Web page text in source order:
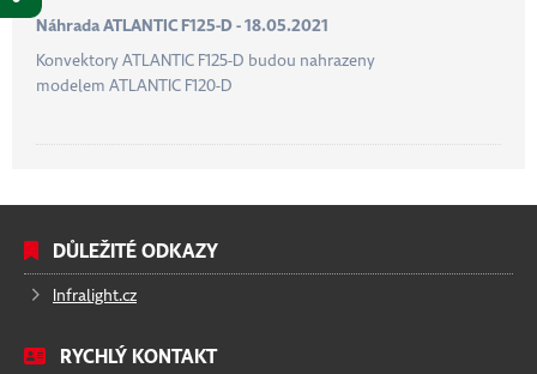
Náhrada ATLANTIC F125-D - 18.05.2021
Konvektory ATLANTIC F125-D budou nahrazeny
modelem ATLANTIC F120-D
DŮLEŽITÉ ODKAZY
Infralight.cz
RYCHLÝ KONTAKT